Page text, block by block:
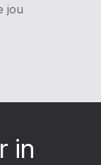
jou
in